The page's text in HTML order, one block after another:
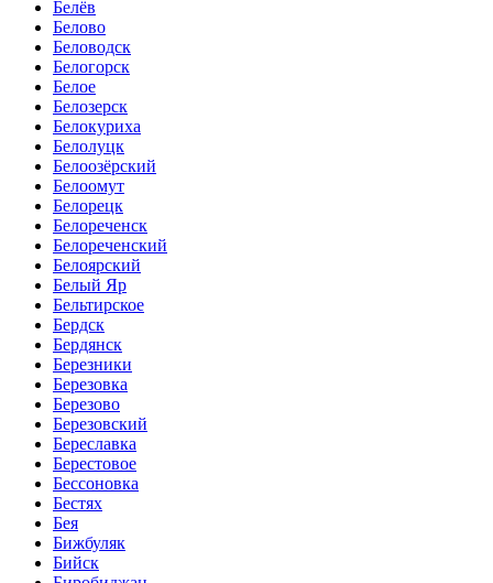
Белёв
Белово
Беловодск
Белогорск
Белое
Белозерск
Белокуриха
Белолуцк
Белоозёрский
Белоомут
Белорецк
Белореченск
Белореченский
Белоярский
Белый Яр
Бельтирское
Бердск
Бердянск
Березники
Березовка
Березово
Березовский
Береславка
Берестовое
Бессоновка
Бестях
Бея
Бижбуляк
Бийск